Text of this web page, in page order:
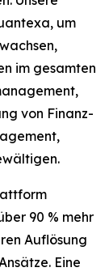
um
im gesamten
von Finanz-
90 % mehr
Auflösung
Eine